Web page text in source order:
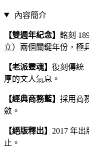
內容簡介
【雙週年紀念】 銘刻
立）兩個關鍵年份，極
【老派靈魂】 復刻傳統
厚的文人氣息。
【經典商務藍】 採用商
斂。
【絕版釋出】 2017 年
止。